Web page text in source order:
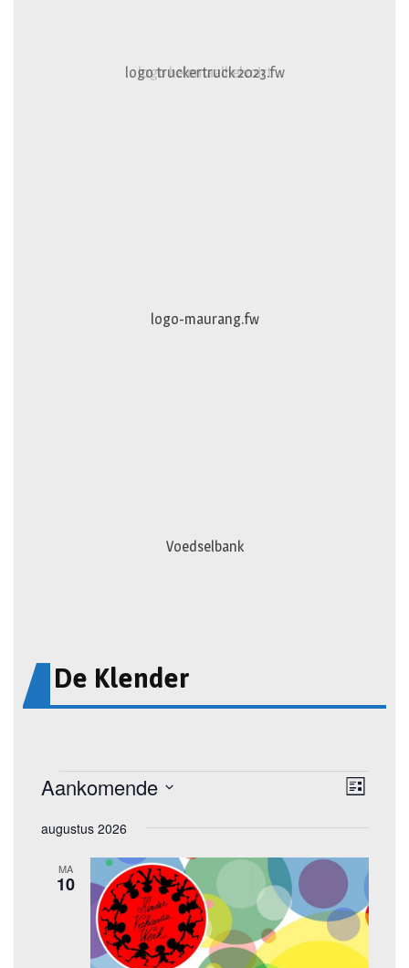
logo truckertruck 2023.fw
johan
Voedselbank
De Klender